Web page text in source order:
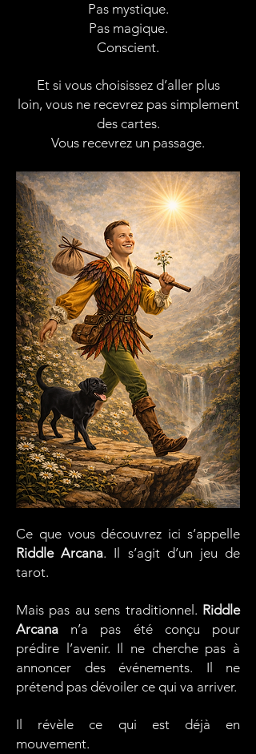
Pas mystique.
Pas magique.
Conscient.
Et si vous choisissez d’aller plus
loin, vous ne recevrez pas simplement
des cartes.
Vous recevrez un passage.
Ce que vous découvrez ici s’appelle
Riddle Arcana. Il s’agit d’un jeu de
tarot.
Mais pas au sens traditionnel. Riddle
Arcana n’a pas été conçu pour
prédire l’avenir. Il ne cherche pas à
annoncer des événements. Il ne
prétend pas dévoiler ce qui va arriver.
Il révèle ce qui est déjà en
mouvement.